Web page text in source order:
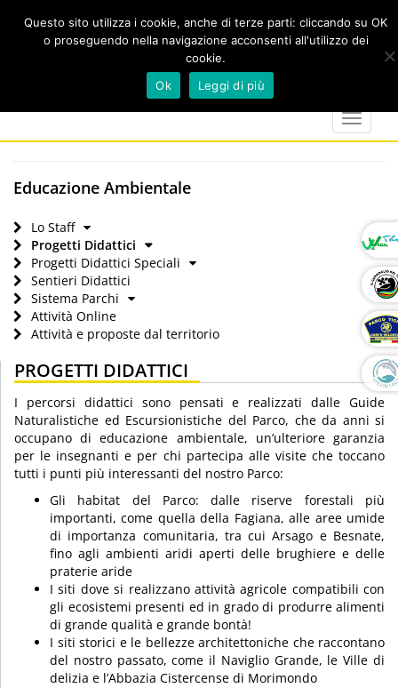
marker
calendar
Toggle
Educazione Ambientale
Lo Staff
Progetti Didattici
Progetti Didattici Speciali
Sentieri Didattici
Sistema Parchi
Attività Online
Attività e proposte dal territorio
PROGETTI DIDATTICI
I percorsi didattici sono pensati e realizzati dalle Guide
Naturalistiche ed Escursionistiche del Parco, che da anni si
occupano di educazione ambientale, un’ulteriore garanzia
per le insegnanti e per chi partecipa alle visite che toccano
tutti i punti più interessanti del nostro Parco:
Gli habitat del Parco: dalle riserve forestali più
importanti, come quella della Fagiana, alle aree umide
di importanza comunitaria, tra cui Arsago e Besnate,
fino agli ambienti aridi aperti delle brughiere e delle
praterie aride
I siti dove si realizzano attività agricole compatibili con
gli ecosistemi presenti ed in grado di produrre alimenti
di grande qualità e grande bontà!
I siti storici e le bellezze architettoniche che raccontano
del nostro passato, come il Naviglio Grande, le Ville di
delizia e l’Abbazia Cistercense di Morimondo
Questo sito utilizza i cookie, anche di terze parti: cliccando su OK
o proseguendo nella navigazione acconsenti all'utilizzo dei
cookie.
Ok
Leggi di più